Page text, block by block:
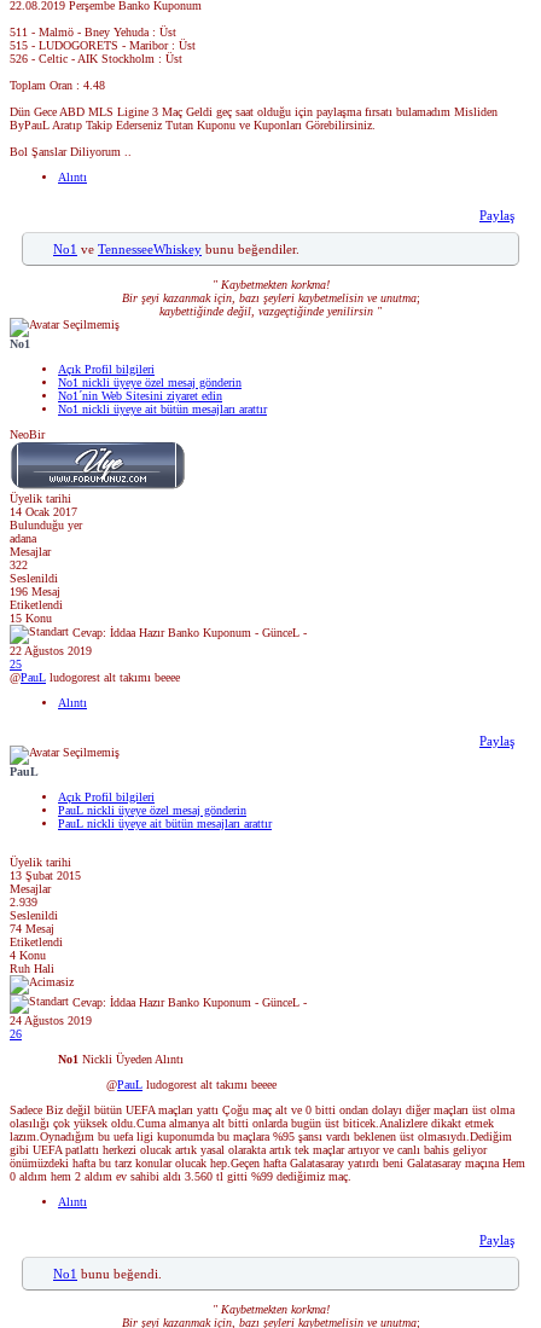
22.08.2019 Perşembe Banko Kuponum
511 - Malmö - Bney Yehuda : Üst
515 - LUDOGORETS - Maribor : Üst
526 - Celtic - AIK Stockholm : Üst
Toplam Oran : 4.48
Dün Gece ABD MLS Ligine 3 Maç Geldi geç saat olduğu için paylaşma fırsatı bulamadım Misliden
ByPauL Aratıp Takip Ederseniz Tutan Kuponu ve Kuponları Görebilirsiniz.
Bol Şanslar Diliyorum ..
Alıntı
Paylaş
No1 ve TennesseeWhiskey bunu beğendiler.
" Kaybetmekten korkma!
Bir şeyi kazanmak için, bazı şeyleri kaybetmelisin ve unutma;
kaybettiğinde değil, vazgeçtiğinde yenilirsin "
No1
Açık Profil bilgileri
No1 nickli üyeye özel mesaj gönderin
No1´nin Web Sitesini ziyaret edin
No1 nickli üyeye ait bütün mesajları arattır
NeoBir
Üyelik tarihi
14 Ocak 2017
Bulunduğu yer
adana
Mesajlar
322
Seslenildi
196 Mesaj
Etiketlendi
15 Konu
Cevap: İddaa Hazır Banko Kuponum - GünceL -
22 Ağustos 2019
25
@PauL ludogorest alt takımı beeee
Alıntı
Paylaş
PauL
Açık Profil bilgileri
PauL nickli üyeye özel mesaj gönderin
PauL nickli üyeye ait bütün mesajları arattır
Üyelik tarihi
13 Şubat 2015
Mesajlar
2.939
Seslenildi
74 Mesaj
Etiketlendi
4 Konu
Ruh Hali
Cevap: İddaa Hazır Banko Kuponum - GünceL -
24 Ağustos 2019
26
No1 Nickli Üyeden Alıntı
@PauL ludogorest alt takımı beeee
Sadece Biz değil bütün UEFA maçları yattı Çoğu maç alt ve 0 bitti ondan dolayı diğer maçları üst olma
olasılığı çok yüksek oldu.Cuma almanya alt bitti onlarda bugün üst biticek.Analizlere dikakt etmek
lazım.Oynadığım bu uefa ligi kuponumda bu maçlara %95 şansı vardı beklenen üst olmasıydı.Dediğim
gibi UEFA patlattı herkezi olucak artık yasal olarakta artık tek maçlar artıyor ve canlı bahis geliyor
önümüzdeki hafta bu tarz konular olucak hep.Geçen hafta Galatasaray yatırdı beni Galatasaray maçına Hem
0 aldım hem 2 aldım ev sahibi aldı 3.560 tl gitti %99 dediğimiz maç.
Alıntı
Paylaş
No1 bunu beğendi.
" Kaybetmekten korkma!
Bir şeyi kazanmak için, bazı şeyleri kaybetmelisin ve unutma;